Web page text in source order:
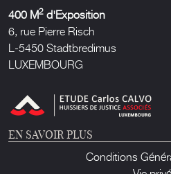
400 M2 d'Exposition
6, rue Pierre Risch
L-5450 Stadtbredimus
LUXEMBOURG
EN SAVOIR PLUS
Conditions